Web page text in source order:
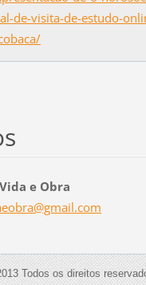
de-visita-de-estudo-
e Obra
eobra@gmail.com
Todos os direitos